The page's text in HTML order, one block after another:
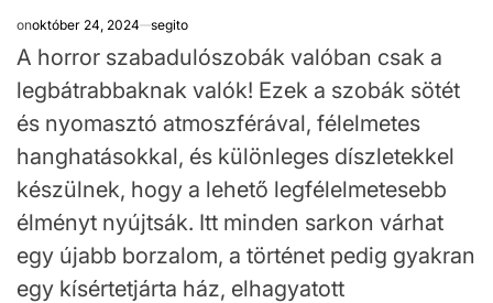
onoktóber 24, 2024 segito
A horror szabadulószobák valóban csak a
legbátrabbaknak valók! Ezek a szobák sötét
és nyomasztó atmoszférával, félelmetes
hanghatásokkal, és különleges díszletekkel
készülnek, hogy a lehető legfélelmetesebb
élményt nyújtsák. Itt minden sarkon várhat
egy újabb borzalom, a történet pedig gyakran
egy kísértetjárta ház, elhagyatott